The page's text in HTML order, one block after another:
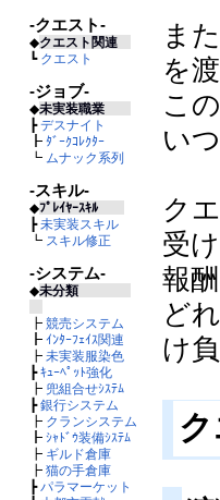
-クエスト-
◆クエスト関連
┗ クエスト
-ジョブ-
◆未実装職業
┣デスナイト
┣ ﾀﾞｰｸｺﾚｸﾀｰ
┗ ムナック系列
-スキル-
◆ﾌﾟﾚｲﾔｰｽｷﾙ
┣未実装スキル
┗ スキル修正
-システム-
◆未分類
┣ 競売システム
┣ ｲﾝﾀｰﾌｪｲｽ関連
┣ 未実装服染色
┣ｷｭｰﾍﾟｯﾄ強化
┣ 兜組合せｼｽﾃﾑ
┣銀行システム
┣ クランシステム
┣ ｼｬﾄﾞｳ装備ｼｽﾃﾑ
┣ ギルド倉庫
┣ 猫の手倉庫
┣パラマーケット
ま
を
こ
い
ク
受
報
ど
け